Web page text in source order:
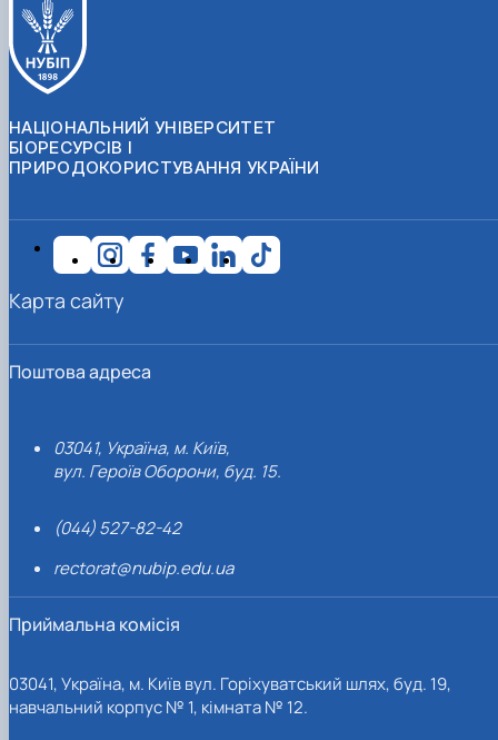
НАЦІОНАЛЬНИЙ УНІВЕРСИТЕТ
БІОРЕСУРСІВ І
ПРИРОДОКОРИСТУВАННЯ УКРАЇНИ
Поштова адреса
03041, Україна, м. Київ,
вул. Героїв Оборони, буд. 15.
(044) 527-82-42
rectorat@nubip.edu.ua
Приймальна комісія
03041, Україна, м. Київ вул. Горіхуватський шлях, буд. 19,
навчальний корпус № 1, кімната № 12.
Карта сайту